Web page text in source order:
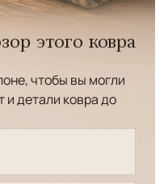
этого ковра
чтобы вы могли
и детали ковра до